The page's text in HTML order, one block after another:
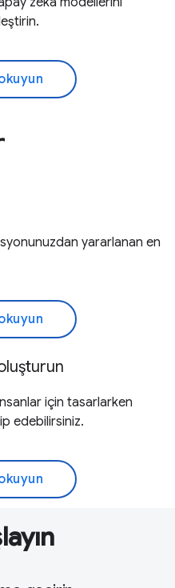
yararlanan en
için tasarlarken
edebilirsiniz.